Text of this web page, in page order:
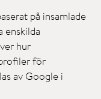
på insamlade
enskilda
hur
för
av Google i